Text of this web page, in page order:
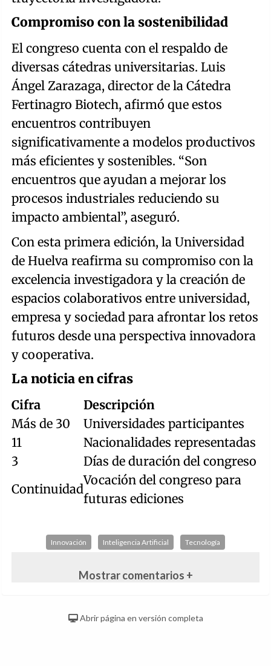
Compromiso con la sostenibilidad
El congreso cuenta con el respaldo de
diversas cátedras universitarias. Luis
Ángel Zarazaga, director de la Cátedra
Fertinagro Biotech, afirmó que estos
encuentros contribuyen
significativamente a modelos productivos
más eficientes y sostenibles. “Son
encuentros que ayudan a mejorar los
procesos industriales reduciendo su
impacto ambiental”, aseguró.
Con esta primera edición, la Universidad
de Huelva reafirma su compromiso con la
excelencia investigadora y la creación de
espacios colaborativos entre universidad,
empresa y sociedad para afrontar los retos
futuros desde una perspectiva innovadora
y cooperativa.
La noticia en cifras
Cifra
Descripción
Más de 30
Universidades participantes
11
Nacionalidades representadas
3
Días de duración del congreso
Continuidad
Vocación del congreso para
futuras ediciones
Innovación Inteligencia Artificial Tecnología
Mostrar comentarios +
Abrir página en versión completa